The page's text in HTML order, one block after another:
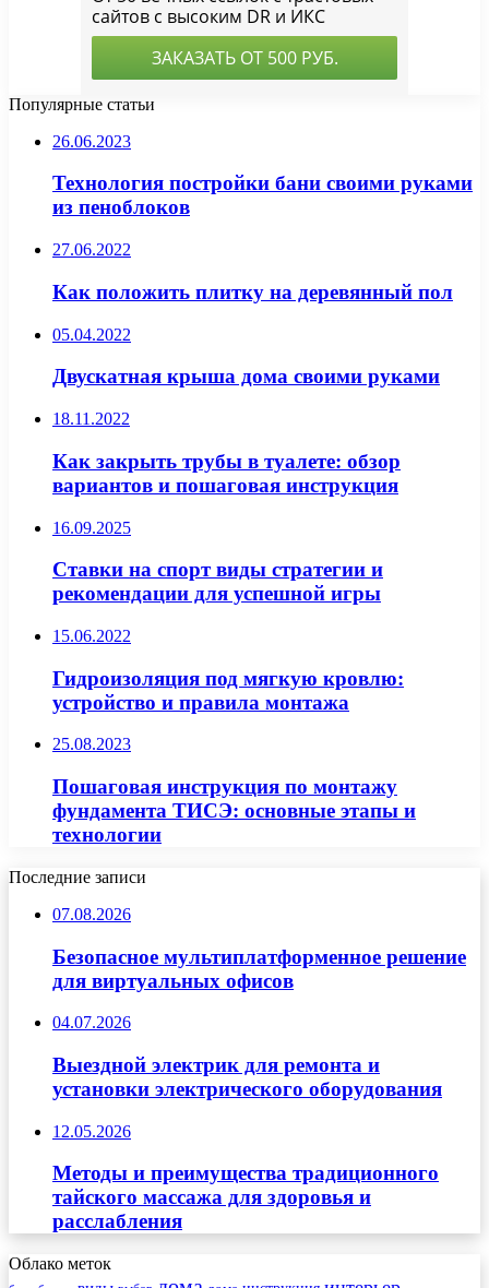
Популярные статьи
26.06.2023
Технология постройки бани своими руками
из пеноблоков
27.06.2022
Как положить плитку на деревянный пол
05.04.2022
Двускатная крыша дома своими руками
18.11.2022
Как закрыть трубы в туалете: обзор
вариантов и пошаговая инструкция
16.09.2025
Ставки на спорт виды стратегии и
рекомендации для успешной игры
15.06.2022
Гидроизоляция под мягкую кровлю:
устройство и правила монтажа
25.08.2023
Пошаговая инструкция по монтажу
фундамента ТИСЭ: основные этапы и
технологии
Последние записи
07.08.2026
Безопасное мультиплатформенное решение
для виртуальных офисов
04.07.2026
Выездной электрик для ремонта и
установки электрического оборудования
12.05.2026
Методы и преимущества традиционного
тайского массажа для здоровья и
расслабления
Облако меток